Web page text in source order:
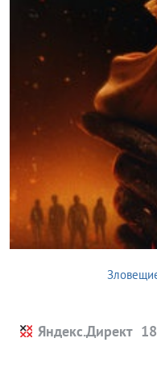
Яндекс.Директ